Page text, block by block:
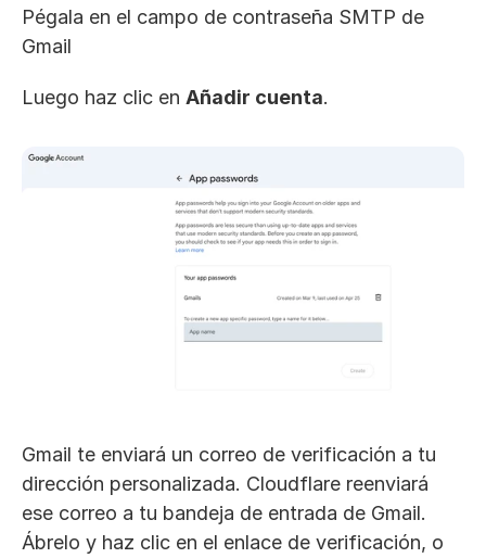
Pégala en el campo de contraseña SMTP de
Gmail
Luego haz clic en Añadir cuenta.
Gmail te enviará un correo de verificación a tu
dirección personalizada. Cloudflare reenviará
ese correo a tu bandeja de entrada de Gmail.
Ábrelo y haz clic en el enlace de verificación, o